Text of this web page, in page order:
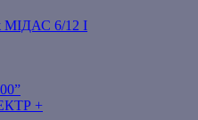
МІДАС 6/12 І
+